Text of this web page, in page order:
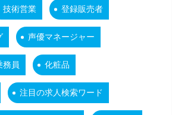
技術営業 登録販売者
声優マネージャー
務員 化粧品
注目の求人検索ワード